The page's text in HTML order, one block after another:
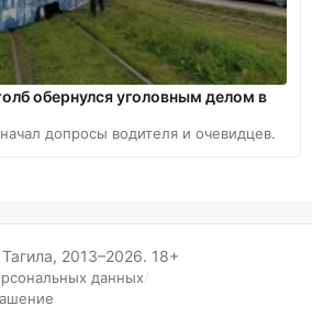
обернулся уголовным делом в
допросы водителя и очевидцев.
2013–2026. 18+
данных/